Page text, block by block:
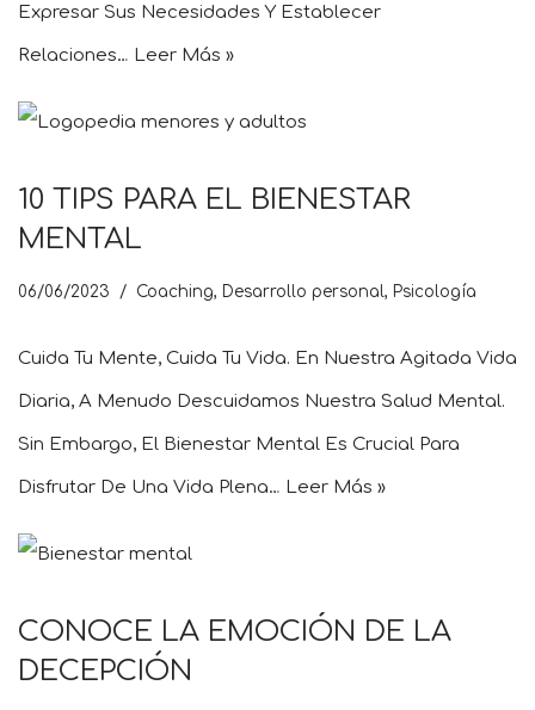
Expresar Sus Necesidades Y Establecer
Relaciones… Leer Más »
10 TIPS PARA EL BIENESTAR
MENTAL
06/06/2023 Coaching, Desarrollo personal, Psicología
Cuida Tu Mente, Cuida Tu Vida. En Nuestra Agitada Vida
Diaria, A Menudo Descuidamos Nuestra Salud Mental.
Sin Embargo, El Bienestar Mental Es Crucial Para
Disfrutar De Una Vida Plena… Leer Más »
CONOCE LA EMOCIÓN DE LA
DECEPCIÓN